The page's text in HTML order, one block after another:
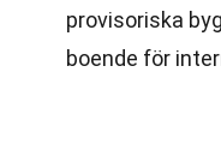
provisoriska
boende för